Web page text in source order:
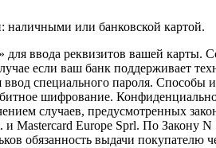
наличными или банковской картой.
ввода реквизитов вашей
если ваш банк поддерживает
специального пароля. Способы
шифрование.
случаев, предусмотренных
Mastercard Europe Sprl. По Закону
обязанность выдачи покупателю